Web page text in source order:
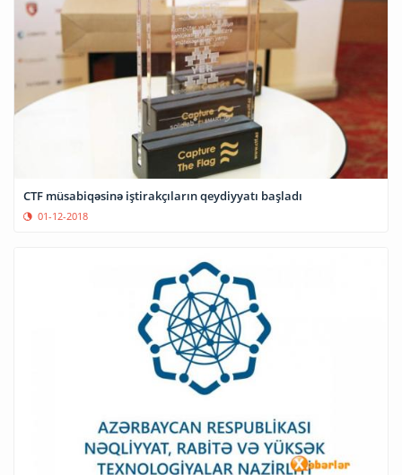
CTF müsabiqəsinə iştirakçıların qeydiyyatı başladı
01-12-2018